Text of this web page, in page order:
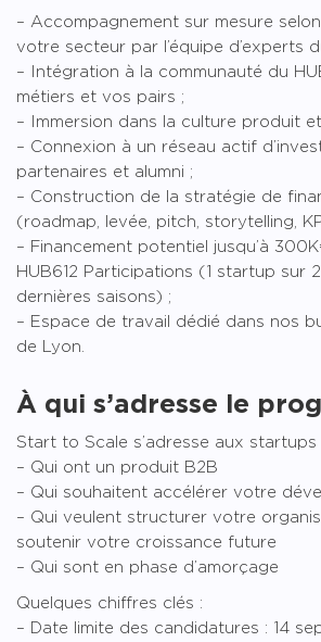
– Accompagnement sur mesure
votre secteur par l’équipe d’experts
– Intégration à la communauté du
métiers et vos pairs ;
– Immersion dans la culture produit
– Connexion à un réseau actif
partenaires et alumni ;
– Construction de la stratégie de
(roadmap, levée, pitch, storytelling,
– Financement potentiel jusqu’à
HUB612 Participations (1 startup sur
dernières saisons) ;
– Espace de travail dédié dans nos
de Lyon.
À qui s’adresse le
Start to Scale s’adresse aux
– Qui ont un produit B2B
– Qui souhaitent accélérer votre
– Qui veulent structurer votre
soutenir votre croissance future
– Qui sont en phase d’amorçage
Quelques chiffres clés :
– Date limite des candidatures : 14